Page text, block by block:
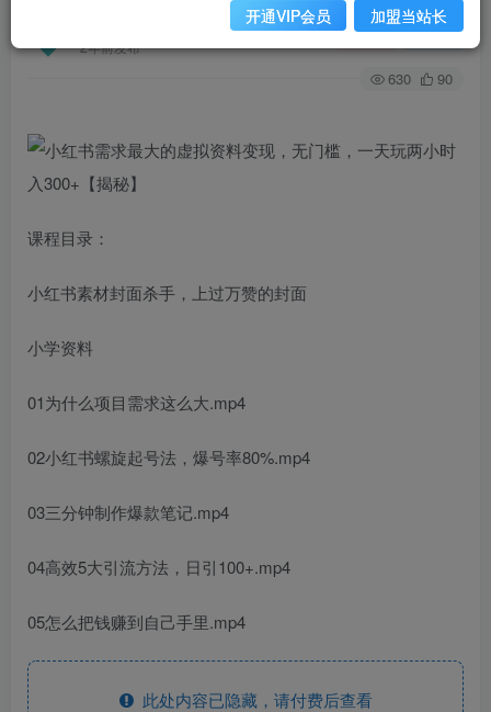
2年前发布
关注 私信
630 90
课程目录：
小红书素材封面杀手，上过万赞的封面
小学资料
01为什么项目需求这么大.mp4
02小红书螺旋起号法，爆号率80%.mp4
03三分钟制作爆款笔记.mp4
04高效5大引流方法，日引100+.mp4
05怎么把钱赚到自己手里.mp4
此处内容已隐藏，请付费后查看
开通VIP会员 加盟当站长